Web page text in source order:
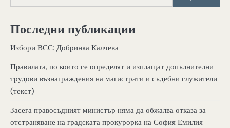
Последни публикации
Избори ВСС: Добринка Калчева
Правилата, по които се определят и изплащат допълнителни
трудови възнаграждения на магистрати и съдебни служители
(текст)
Засега правосъдният министър няма да обжалва отказа за
отстраняване на градската прокурорка на София Емилия